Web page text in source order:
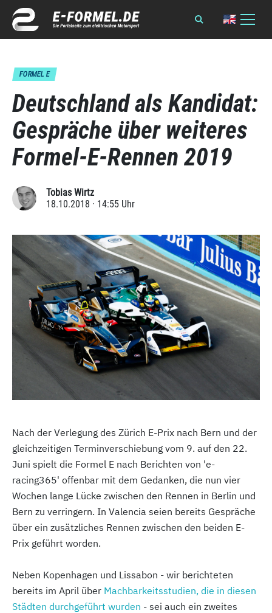
FORMEL E
Deutschland als Kandidat:
Gespräche über weiteres
Formel-E-Rennen 2019
Tobias Wirtz
18.10.2018 · 14:55 Uhr
Nach der Verlegung des Zürich E-Prix nach Bern und der
gleichzeitigen Terminverschiebung vom 9. auf den 22.
Juni spielt die Formel E nach Berichten von 'e-
racing365' offenbar mit dem Gedanken, die nun vier
Wochen lange Lücke zwischen den Rennen in Berlin und
Bern zu verringern. In Valencia seien bereits Gespräche
über ein zusätzliches Rennen zwischen den beiden E-
Prix geführt worden.
Neben Kopenhagen und Lissabon - wir berichteten
bereits im April über Machbarkeitsstudien, die in diesen
Städten durchgeführt wurden - sei auch ein zweites